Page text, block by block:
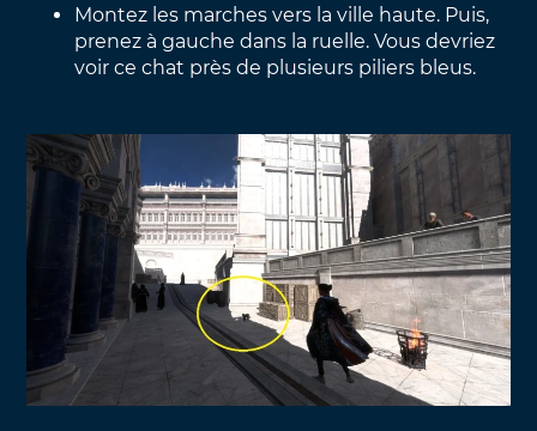
Montez les marches vers la ville haute. Puis,
prenez à gauche dans la ruelle. Vous devriez
voir ce chat près de plusieurs piliers bleus.